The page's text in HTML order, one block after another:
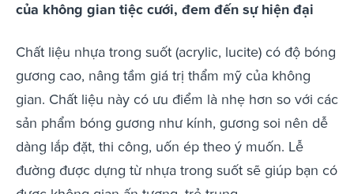
của không gian tiệc cưới, đem đến sự hiện đại
Chất liệu nhựa trong suốt (acrylic, lucite) có độ bóng
gương cao, nâng tầm giá trị thẩm mỹ của không
gian. Chất liệu này có ưu điểm là nhẹ hơn so với các
sản phẩm bóng gương như kính, gương soi nên dễ
dàng lắp đặt, thi công, uốn ép theo ý muốn. Lễ
đường được dựng từ nhựa trong suốt sẽ giúp bạn có